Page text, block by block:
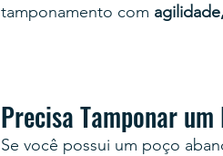
tamponamento com
Precisa Tamponar
Se você possui um poço